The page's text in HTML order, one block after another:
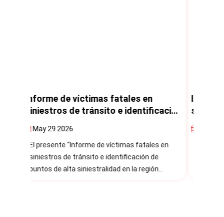
Informe de víctimas fatales en
siniestros de tránsito e identificación
región Huancavelica, 2021-2024
Nov. 28 2025
Informe de víctimas fatales en siniestros de
tránsito e identificación de puntos de alta
siniestralidad en la Región Huancavelica.